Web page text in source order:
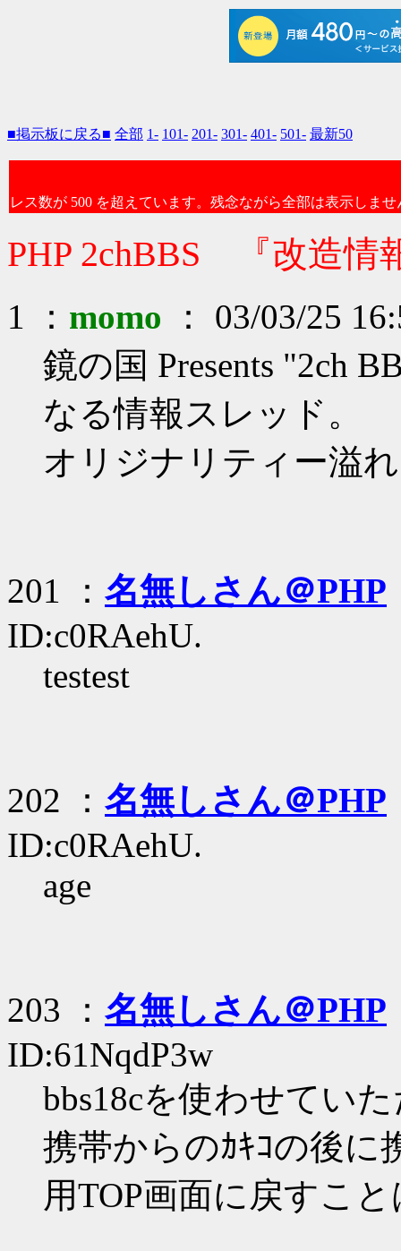
■掲示板に戻る■ 全部 1- 101- 201- 301- 401- 501- 最新50
レス数が 500 を超えています。残念ながら全部は表示しませ
PHP 2chBBS 『改造情
1 ： momo ： 03/03/25
鏡の国 Presents "2ch
なる情報スレッド。
オリジナリティー溢
201 ： 名無しさん＠PHP
ID:c0RAehU.
testest
202 ： 名無しさん＠PHP
ID:c0RAehU.
age
203 ： 名無しさん＠PHP
ID:61NqdP3w
bbs18cを使わせてい
携帯からのｶｷｺの後に
用TOP画面に戻すこ